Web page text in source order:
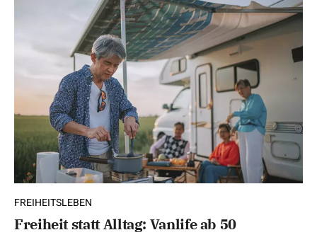
FREIHEITSLEBEN
Freiheit statt Alltag: Vanlife ab 50